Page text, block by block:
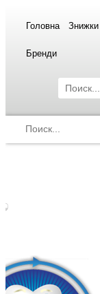
Головна Знижки
Бренди